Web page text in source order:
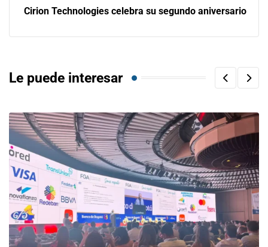
Cirion Technologies celebra su segundo aniversario
Le puede interesar